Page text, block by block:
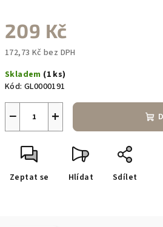
209 Kč
172,73 Kč bez DPH
cena:
Skladem (1 ks)
Kód: GL0000191
+
−
Zeptat se Hlídat Sdílet